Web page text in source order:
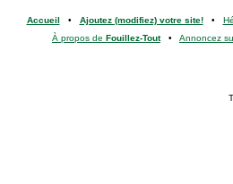
Accueil • Ajoutez (modifiez) votre site!•
À propos de Fouillez-Tout• Annoncez